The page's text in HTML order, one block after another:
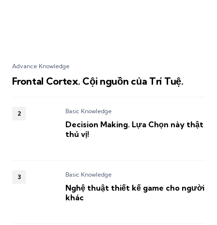
Advance Knowledge
Frontal Cortex. Cội nguồn của Trí Tuệ.
Basic Knowledge
Decision Making. Lựa Chọn này thật
thú vị!
Basic Knowledge
Nghệ thuật thiết kế game cho người
khác